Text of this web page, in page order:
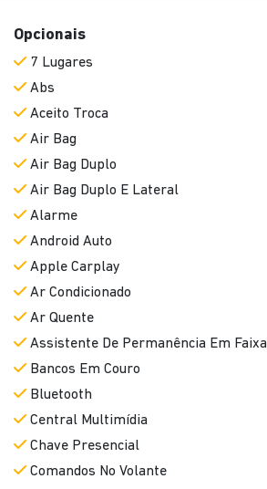
Opcionais
7 Lugares
Abs
Aceito Troca
Air Bag
Air Bag Duplo
Air Bag Duplo E Lateral
Alarme
Android Auto
Apple Carplay
Ar Condicionado
Ar Quente
Assistente De Permanência Em Faixa
Bancos Em Couro
Bluetooth
Central Multimídia
Chave Presencial
Comandos No Volante